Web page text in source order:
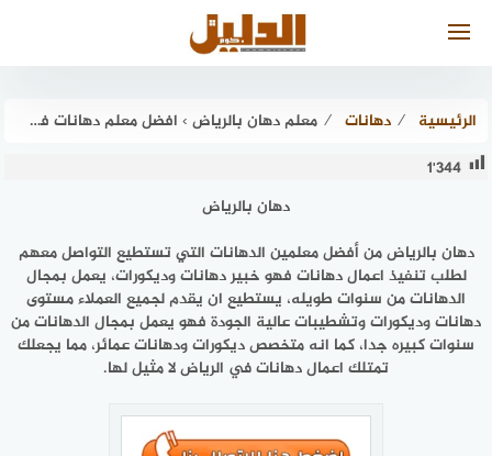
الرئيسية ⁄ دهانات ⁄ معلم دهان بالرياض › افضل معلم دهانات فى الرياض عام 2026 الدليل دوت كوم
1٬344
دهان بالرياض
دهان بالرياض من أفضل معلمين الدهانات التي تستطيع التواصل معهم
لطلب تنفيذ اعمال دهانات فهو خبير دهانات وديكورات، يعمل بمجال
الدهانات من سنوات طويله، يستطيع ان يقدم لجميع العملاء مستوى
دهانات وديكورات وتشطيبات عالية الجودة فهو يعمل بمجال الدهانات من
سنوات كبيره جدا، كما انه متخصص ديكورات ودهانات عمائر، مما يجعلك
تمتلك اعمال دهانات في الرياض لا مثيل لها.